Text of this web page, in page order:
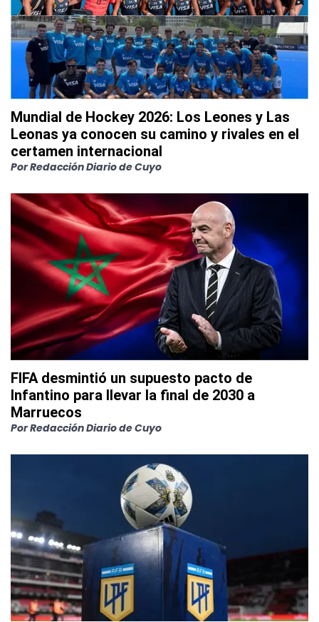
Mundial de Hockey 2026: Los Leones y Las
Leonas ya conocen su camino y rivales en el
certamen internacional
PorRedacción Diario de Cuyo
FIFA desmintió un supuesto pacto de
Infantino para llevar la final de 2030 a
Marruecos
PorRedacción Diario de Cuyo